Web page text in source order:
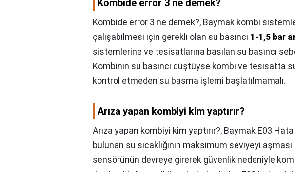
Kombide error 3 ne demek?
Kombide error 3 ne demek?, Baymak kombi
çalışabilmesi için gerekli olan su basıncı 1-1,5 bar
sistemlerine ve tesisatlarına basılan su basıncı
Kombinin su basıncı düştüyse kombi ve tesisatta su
kontrol etmeden su basma işlemi başlatılmamalı.
Arıza yapan kombiyi kim yaptırır?
Arıza yapan kombiyi kim yaptırır?, Baymak E03 Hata
bulunan su sıcaklığının maksimum seviyeyi aşması
sensörünün devreye girerek güvenlik nedeniyle